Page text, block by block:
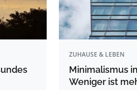
ZUHAUSE & LEBEN
Minimalismus
Weniger ist